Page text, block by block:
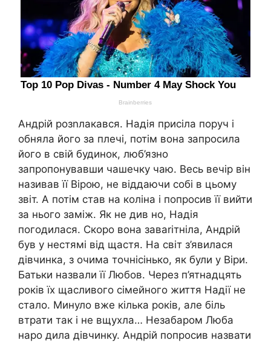
Андрій розnлакався. Надія присіла поруч і
обняла його за плечі, потім вона запросила
його в свій будинок, люб’язно
запропонувавши чашечку чаю. Весь вечір він
називав її Вірою, не віддаючи собі в цьому
звіт. А потім став на коліна і попросив її вийти
за нього заміж. Як не див но, Надія
погодилася. Скоро вона заваrітніла, Андрій
був у нестямі від щастя. На світ з’явилася
дівчинка, з очима точнісінько, як були у Віри.
Батьки назвали її Любов. Через п’ятнадцять
років їх щасливого сімейного життя Надії не
стало. Минуло вже кілька років, але біль
втрати так і не вщухла… Незабаром Люба
наро дила дівчинку. Андрій попросив назвати